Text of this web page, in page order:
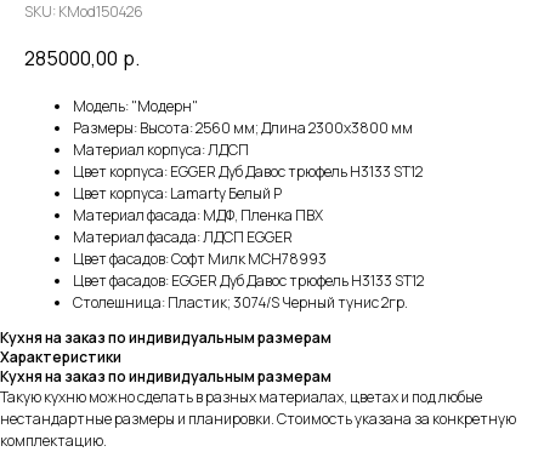
SKU: KMod150426
285000,00 р.
Модель: "Модерн"
Размеры: Высота: 2560 мм; Длина 2300х3800 мм
Материал корпуса: ЛДСП
Цвет корпуса: EGGER Дуб Давос трюфель H3133 ST12
Цвет корпуса: Lamarty Белый P
Материал фасада: МДФ, Пленка ПВХ
Материал фасада: ЛДСП EGGER
Цвет фасадов: Софт Милк MCH78993
Цвет фасадов: EGGER Дуб Давос трюфель H3133 ST12
Столешница: Пластик; 3074/S Черный тунис 2гр.
Кухня на заказ по индивидуальным размерам
Характеристики
Кухня на заказ по индивидуальным размерам
Такую кухню можно сделать в разных материалах, цветах и под любые
нестандартные размеры и планировки. Стоимость указана за конкретную
комплектацию.